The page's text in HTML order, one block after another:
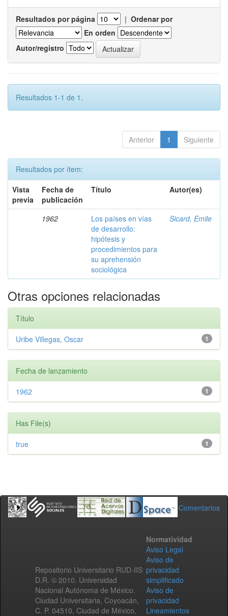
Resultados por página | Ordenar por
En orden
Autor/registro
Resultados 1-1 de 1.
Anterior 1 Siguiente
Resultados por ítem:
Vista
previa
Fecha de
publicación
Título Autor(es)
1962
Los países en vías
de desarrollo:
hipótesis y
procedimientos para
su aprehensión
sociológica
Sicard, Emile
Otras opciones relacionadas
Título
1
Uribe Villegas, Oscar
Fecha de lanzamiento
1
1962
Has File(s)
1
true
Comentarios
Repositorio Universitario RUD-IIS
D.R. © 2010. Universidad
Nacional Autónoma de México.
Ciudad Universitaria, Coyoacán,
C. P. 04510, Ciudad de México,
Normatividad
Aviso Legal
Aviso de
privacidad
simplificado
Aviso de
privacidad
Lineamientos